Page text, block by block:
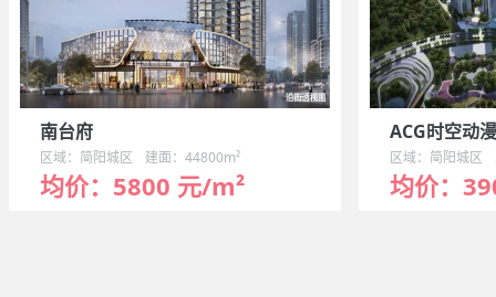
南台府
区域：简阳城区 建面：44800m²
均价：5800 元/m²
ACG时空动
区域：简阳城区
均价：